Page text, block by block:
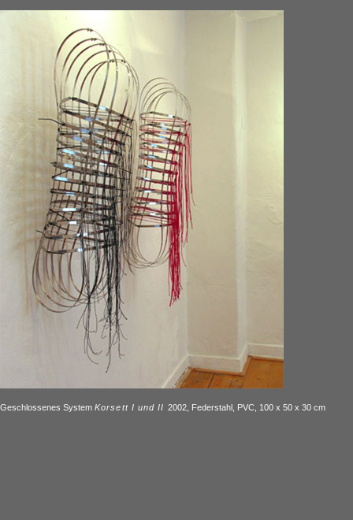
Geschlossenes System Korsett I und II 2002, Federstahl, PVC, 100 x 50 x 30 cm